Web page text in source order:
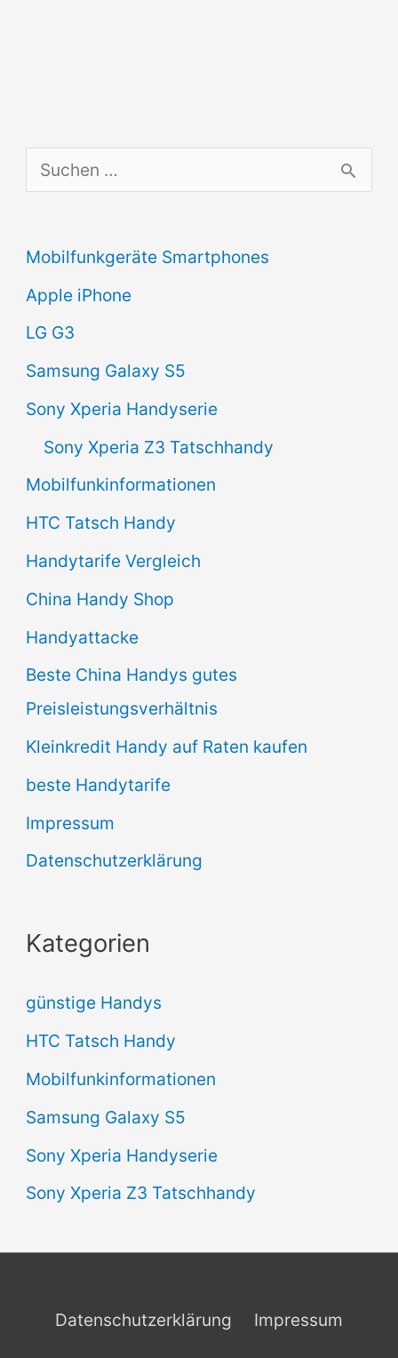
u
h
e
n
n
a
Mobilfunkgeräte Smartphones
Apple iPhone
LG G3
Samsung Galaxy S5
Sony Xperia Handyserie
Sony Xperia Z3 Tatschhandy
Mobilfunkinformationen
HTC Tatsch Handy
Handytarife Vergleich
China Handy Shop
Handyattacke
Beste China Handys gutes
Preisleistungsverhältnis
Kleinkredit Handy auf Raten kaufen
beste Handytarife
Impressum
Datenschutzerklärung
Kategorien
günstige Handys
HTC Tatsch Handy
Mobilfunkinformationen
Samsung Galaxy S5
Sony Xperia Handyserie
Sony Xperia Z3 Tatschhandy
Datenschutzerklärung Impressum